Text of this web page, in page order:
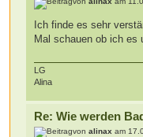
Ich finde es sehr
Mal schauen ob ich es
LG
Alina
Re: Wie werden
vonalinax am